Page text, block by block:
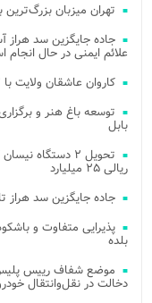
تهران میزبان بزرگ‌ترین
جاده جایگزین سد
علائم ایمنی در حال انجام
کاروان عاشقان ولایت با ۲ دستگاه اتوبوس از بلده راهی تهران شد
بابل
تحویل ۲
ریالی ۲۵ میلیارد
جاده جایگزین سد هراز
بلده
موضع شفاف رییس پلیس
دخالت در نقل‌وانتقال